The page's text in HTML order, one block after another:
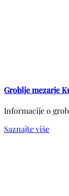
Groblje mezarje
Informacije o
Saznajte više